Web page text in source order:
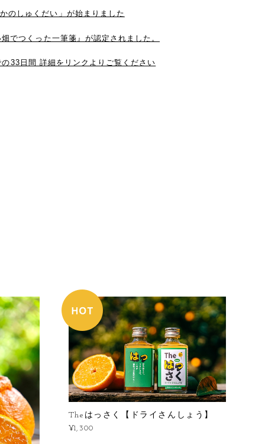
のしゅくだい」が始まりました
でつくった一筆箋』が認定されました。
33日間 詳細をリンクよりご覧ください
Theはっさく【ドライさんしょう】
¥1,300